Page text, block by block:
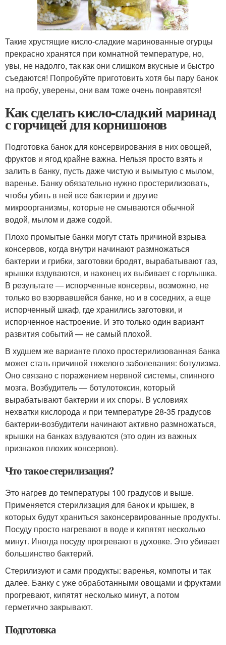
Такие хрустящие кисло-сладкие маринованные огурцы
прекрасно хранятся при комнатной температуре, но,
увы, не надолго, так как они слишком вкусные и быстро
съедаются! Попробуйте приготовить хотя бы пару банок
на пробу, уверены, они вам тоже очень понравятся!
Как сделать кисло-сладкий маринад
с горчицей для корнишонов
Подготовка банок для консервирования в них овощей,
фруктов и ягод крайне важна. Нельзя просто взять и
залить в банку, пусть даже чистую и вымытую с мылом,
варенье. Банку обязательно нужно простерилизовать,
чтобы убить в ней все бактерии и другие
микроорганизмы, которые не смываются обычной
водой, мылом и даже содой.
Плохо промытые банки могут стать причиной взрыва
консервов, когда внутри начинают размножаться
бактерии и грибки, заготовки бродят, вырабатывают газ,
крышки вздуваются, и наконец их выбивает с горлышка.
В результате — испорченные консервы, возможно, не
только во взорвавшейся банке, но и в соседних, а еще
испорченный шкаф, где хранились заготовки, и
испорченное настроение. И это только один вариант
развития событий — не самый плохой.
В худшем же варианте плохо простерилизованная банка
может стать причиной тяжелого заболевания: ботулизма.
Оно связано с поражением нервной системы, спинного
мозга. Возбудитель — ботулотоксин, который
вырабатывают бактерии и их споры. В условиях
нехватки кислорода и при температуре 28-35 градусов
бактерии-возбудители начинают активно размножаться,
крышки на банках вздуваются (это один из важных
признаков плохих консервов).
Что такое стерилизация?
Это нагрев до температуры 100 градусов и выше.
Применяется стерилизация для банок и крышек, в
которых будут храниться законсервированные продукты.
Посуду просто нагревают в воде и кипятят несколько
минут. Иногда посуду прогревают в духовке. Это убивает
большинство бактерий.
Стерилизуют и сами продукты: варенья, компоты и так
далее. Банку с уже обработанными овощами и фруктами
прогревают, кипятят несколько минут, а потом
герметично закрывают.
Подготовка